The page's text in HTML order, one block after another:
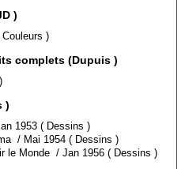
de l'espace (JD )
( Dessins, Couleurs )
complets (Dupuis )
)
)
• Tome 3 : Le château maudit / Jan 1953 ( Dessins )
• Tome 4 : Le Rayon Super-Gamma / Mai 1954 ( Dessins )
• Tome 5 : La Machine à conquérir le Monde / Jan 1956 ( Dessins )